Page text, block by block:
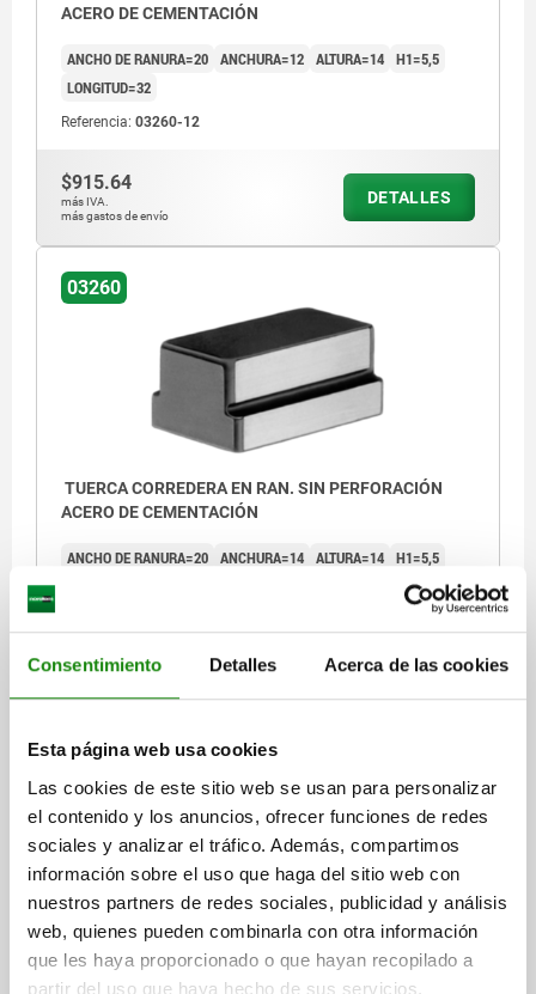
Consentimiento Detalles Acerca de las cookies
Esta página web usa cookies
Las cookies de este sitio web se usan para personalizar
el contenido y los anuncios, ofrecer funciones de redes
sociales y analizar el tráfico. Además, compartimos
información sobre el uso que haga del sitio web con
nuestros partners de redes sociales, publicidad y análisis
web, quienes pueden combinarla con otra información
que les haya proporcionado o que hayan recopilado a
partir del uso que haya hecho de sus servicios.
ACERO DE CEMENTACIÓN
ANCHO DE RANURA=20 ANCHURA=12 ALTURA=14 H1=5,5
LONGITUD=32
Referencia: 03260-12
$915.64
más IVA.
más gastos de envío
DETALLES
03260
TUERCA CORREDERA EN RAN. SIN PERFORACIÓN
ACERO DE CEMENTACIÓN
ANCHO DE RANURA=20 ANCHURA=14 ALTURA=14 H1=5,5
más IVA.
DETALLES
03260
TUERCA CORREDERA EN RAN. SIN PERFORACIÓN